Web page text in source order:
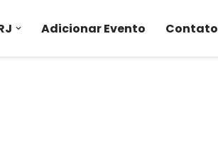
Adicionar Evento Contato